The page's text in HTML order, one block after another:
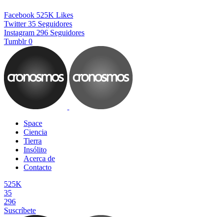
Facebook 525K Likes
Twitter 35 Seguidores
Instagram 296 Seguidores
Tumblr 0
Space
Ciencia
Tierra
Insólito
Acerca de
Contacto
525K
35
296
Suscríbete